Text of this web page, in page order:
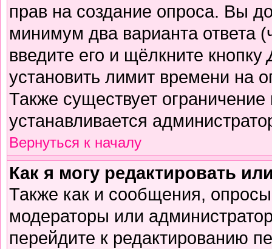
прав на создание опроса. Вы
минимум два варианта ответа
введите его и щёлкните кнопку
установить лимит времени на
Также существует
устанавливается
Вернуться к началу
Как я могу редактировать
Также как и сообщения, опросы
модераторы или
перейдите к редактированию